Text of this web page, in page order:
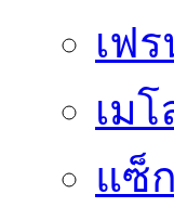
เฟ
เม
แซ็